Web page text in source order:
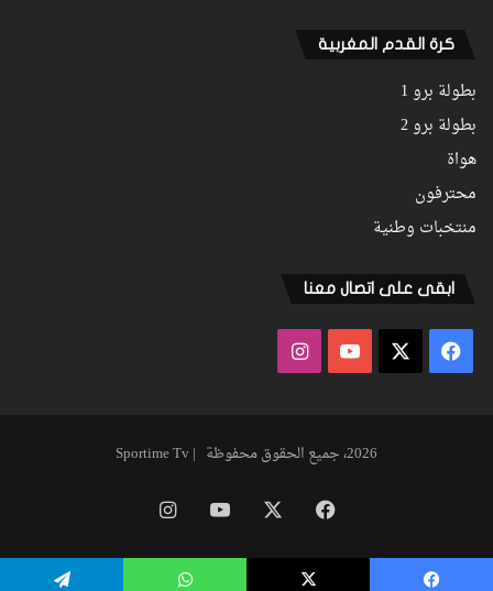
كرة القدم المغربية
بطولة برو 1
بطولة برو 2
هواة
محترفون
منتخبات وطنية
ابقى على اتصال معنا
فيسبوك ‫YouTubeانستقرام
2026، جميع الحقوق محفوظة | Sportime Tv
فيسبوك ‫YouTubeانستقرام